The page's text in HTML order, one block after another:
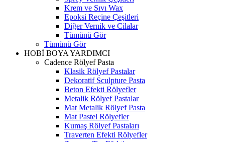
Krem ve Sıvı Wax
Epoksi Reçine Çeşitleri
Diğer Vernik ve Cilalar
Tümünü Gör
Tümünü Gör
HOBİ BOYA YARDIMCI
Cadence Rölyef Pasta
Klasik Rölyef Pastalar
Dekoratif Sculpture Pasta
Beton Efekti Rölyefler
Metalik Rölyef Pastalar
Mat Metalik Rölyef Pasta
Mat Pastel Rölyefler
Kumaş Rölyef Pastaları
Traverten Efekti Rölyefler